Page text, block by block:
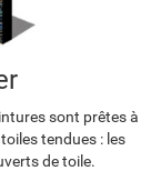
sont prêtes à
tendues : les
de toile.